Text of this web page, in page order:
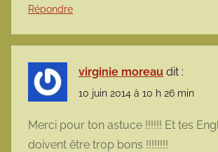
Répondre
virginie moreau dit :
10 juin 2014 à 10 h 26 min
Merci pour ton astuce !!!!!! Et tes
doivent être trop bons !!!!!!!!